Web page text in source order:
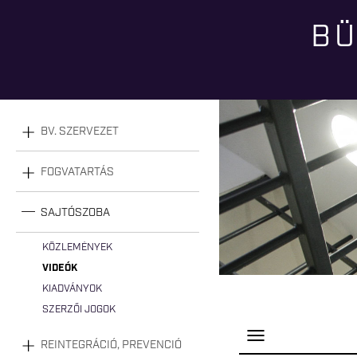
BV. SZERVEZET
FOGVATARTÁS
SAJTÓSZOBA
KÖZLEMÉNYEK
VIDEÓK
KIADVÁNYOK
SZERZŐI JOGOK
REINTEGRÁCIÓ, PREVENCIÓ
P